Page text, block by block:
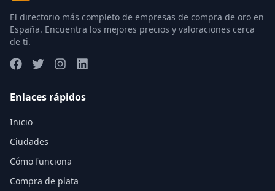
El directorio más completo de empresas de compra de oro en
España. Encuentra los mejores precios y valoraciones cerca
de ti.
Enlaces rápidos
Inicio
Ciudades
Cómo funciona
Compra de plata